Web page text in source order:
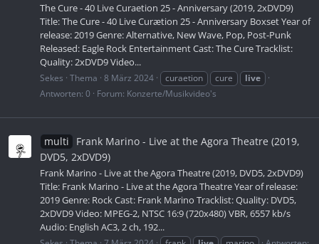
The Cure - 40 Live Curaetion 25 - Anniversary (2019, 2xDVD9)
Title: The Cure - 40 Live Curætion 25 - Anniversary Boxset Year of
release: 2019 Genre: Alternative, New Wave, Pop, Post-Punk
Released: Eagle Rock Entertainment Cast: The Cure Tracklist:
Quality: 2xDVD9 Video...
Sekes Thema 8 März 2024 curaetion cure
live
Antworten: 0
Forum: Konzerte/Musikvideo's
multi
Frank Marino - Live at the Agora Theatre (2019,
DVD5, 2xDVD9)
Frank Marino - Live at the Agora Theatre (2019, DVD5, 2xDVD9)
Title: Frank Marino - Live at the Agora Theatre Year of release:
2019 Genre: Rock Cast: Frank Marino Tracklist: Quality: DVD5,
2xDVD9 Video: MPEG-2, NTSC 16:9 (720x480) VBR, 6557 kb/s
Audio: English AC3, 2 ch, 192...